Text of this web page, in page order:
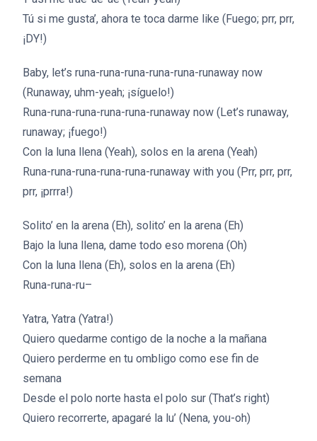
Tú si me gusta’, ahora te toca darme like (Fuego; prr, prr,
¡DY!)
Baby, let’s runa-runa-runa-runa-runa-runaway now
(Runaway, uhm-yeah; ¡síguelo!)
Runa-runa-runa-runa-runa-runaway now (Let’s runaway,
runaway; ¡fuego!)
Con la luna llena (Yeah), solos en la arena (Yeah)
Runa-runa-runa-runa-runa-runaway with you (Prr, prr, prr,
prr, ¡prrra!)
Solito’ en la arena (Eh), solito’ en la arena (Eh)
Bajo la luna llena, dame todo eso morena (Oh)
Con la luna llena (Eh), solos en la arena (Eh)
Runa-runa-ru–
Yatra, Yatra (Yatra!)
Quiero quedarme contigo de la noche a la mañana
Quiero perderme en tu ombligo como ese fin de
semana
Desde el polo norte hasta el polo sur (That’s right)
Quiero recorrerte, apagaré la lu’ (Nena, you-oh)